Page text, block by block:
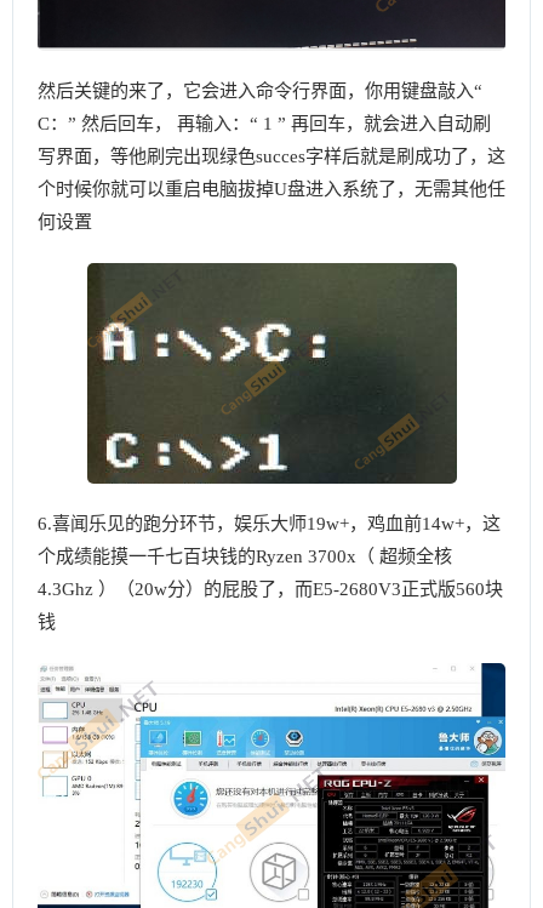
然后关键的来了，它会进入命令行界面，你用键盘敲入“
C：” 然后回车， 再输入：“ 1 ” 再回车，就会进入自动刷
写界面，等他刷完出现绿色succes字样后就是刷成功了，这
个时候你就可以重启电脑拔掉U盘进入系统了，无需其他任
何设置
6.喜闻乐见的跑分环节，娱乐大师19w+，鸡血前14w+，这
个成绩能摸一千七百块钱的Ryzen 3700x（ 超频全核
4.3Ghz ）（20w分）的屁股了，而E5-2680V3正式版560块
钱